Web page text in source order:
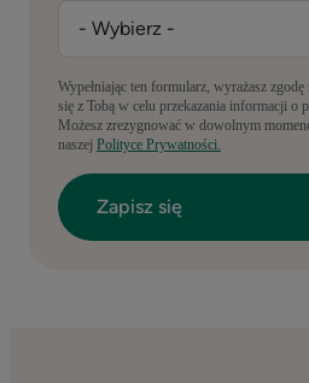
Wypełniając ten formularz, wyrażasz
się z Tobą w celu przekazania informacji o
Możesz zrezygnować w dowolnym
naszej Polityce Prywatności.